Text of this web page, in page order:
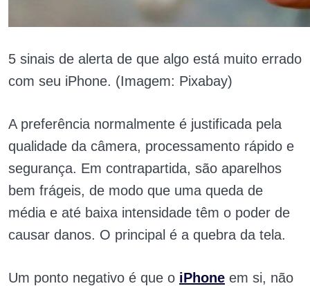
5 sinais de alerta de que algo está muito errado
com seu iPhone. (Imagem: Pixabay)
A preferência normalmente é justificada pela
qualidade da câmera, processamento rápido e
segurança. Em contrapartida, são aparelhos
bem frágeis, de modo que uma queda de
média e até baixa intensidade têm o poder de
causar danos. O principal é a quebra da tela.
Um ponto negativo é que o iPhone em si, não